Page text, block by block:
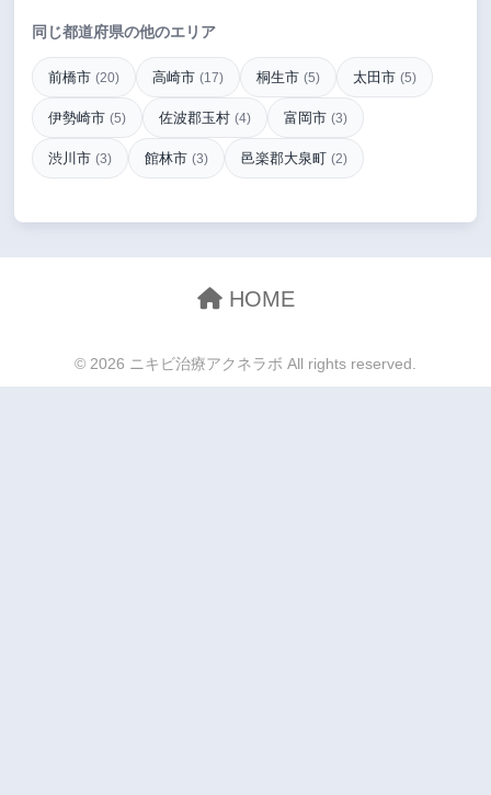
同じ都道府県の他のエリア
前橋市(20) 高崎市(17) 桐生市(5) 太田市(5)
伊勢崎市(5) 佐波郡玉村(4) 富岡市(3)
渋川市(3) 館林市(3) 邑楽郡大泉町(2)
HOME
© 2026 ニキビ治療アクネラボ All rights reserved.